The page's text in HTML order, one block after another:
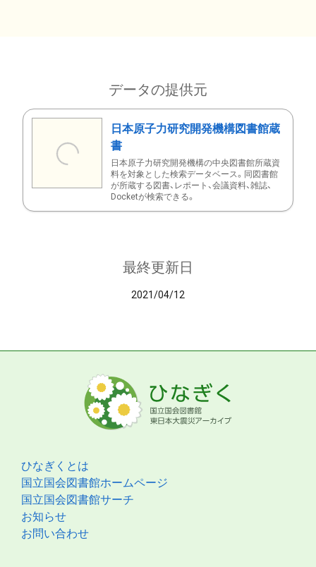
データの提供元
日本原子力研究開発機構図書館蔵
書
日本原子力研究開発機構の中央図書館所蔵資
料を対象とした検索データベース。同図書館
が所蔵する図書、レポート、会議資料、雑誌、
Docketが検索できる。
最終更新日
2021/04/12
ひなぎくとは
国立国会図書館ホームページ
国立国会図書館サーチ
お知らせ
お問い合わせ